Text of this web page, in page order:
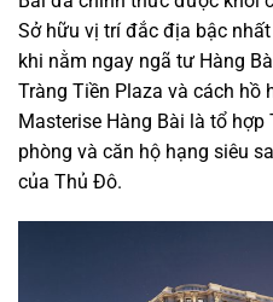
Sở hữu vị trí đắc địa bậc
khi nằm ngay ngã tư Hàng
Tràng Tiền Plaza và cách hồ
Masterise Hàng Bài là tổ
phòng và căn hộ hạng siêu
của Thủ Đô.